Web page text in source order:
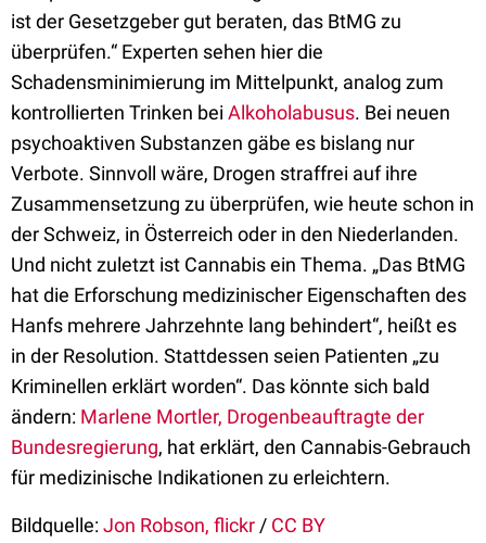
ist der Gesetzgeber gut beraten, das BtMG zu
überprüfen.“ Experten sehen hier die
Schadensminimierung im Mittelpunkt, analog zum
kontrollierten Trinken bei Alkoholabusus. Bei neuen
psychoaktiven Substanzen gäbe es bislang nur
Verbote. Sinnvoll wäre, Drogen straffrei auf ihre
Zusammensetzung zu überprüfen, wie heute schon in
der Schweiz, in Österreich oder in den Niederlanden.
Und nicht zuletzt ist Cannabis ein Thema. „Das BtMG
hat die Erforschung medizinischer Eigenschaften des
Hanfs mehrere Jahrzehnte lang behindert“, heißt es
in der Resolution. Stattdessen seien Patienten „zu
Kriminellen erklärt worden“. Das könnte sich bald
ändern: Marlene Mortler, Drogenbeauftragte der
Bundesregierung, hat erklärt, den Cannabis-Gebrauch
für medizinische Indikationen zu erleichtern.
Bildquelle:Jon Robson, flickr / CC BY